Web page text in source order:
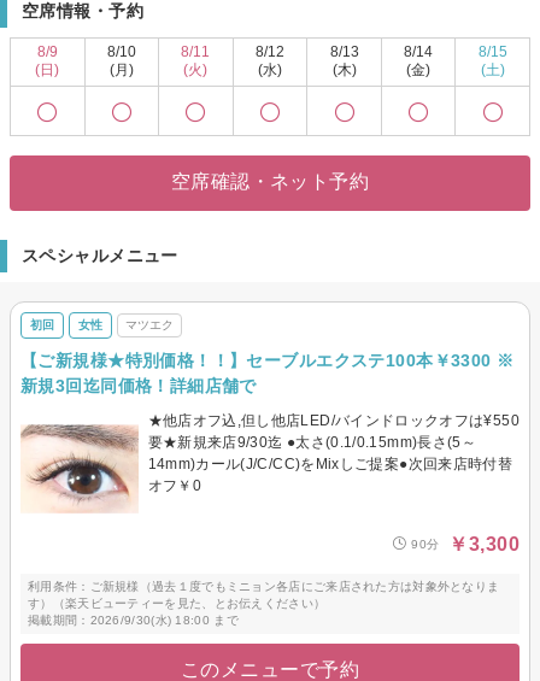
★バインドロック…くっきりとした存在感！エクステの「濃さ」＆「持ち」
抜群！！
★ボリュームフェザー３Ｄラッシュ…自分史上最大に《濃い！》とのお声も♪
クステがピタッとフィット＝「持ち」がイイ！
★似合わせまつげパーマ…ロッドの種類を色々取り揃えています
●手指消毒・換気など行っております／体温が37.5度以上の場合はご来店前に
空席情報・予約
8/9
(日)
8/10
(月)
8/11
(火)
8/12
(水)
8/13
(木)
8/14
(金)
8/15
(土)
空席確認・ネット予約
スペシャルメニュー
初回 女性 マツエク
【ご新規様★特別価格！！】セーブルエクステ100本￥3300 ※
新規3回迄同価格！詳細店舗で
★他店オフ込,但し他店LED/バインドロックオフは¥550
要★新規来店9/30迄 ●太さ(0.1/0.15mm)長さ(5～
14mm)カール(J/C/CC)をMixしご提案●次回来店時付替
オフ￥0
90分 ￥3,300
利用条件：ご新規様（過去１度でもミニョン各店にご来店された方は対象外となりま
す）（楽天ビューティーを見た、とお伝えください）
掲載期間：2026/9/30(水) 18:00 まで
このメニューで予約